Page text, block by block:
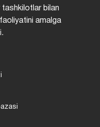
tashkilotlar bilan
amalga